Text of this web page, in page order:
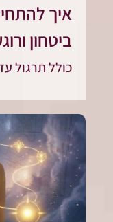
איך
ביטחון
כולל תרגול